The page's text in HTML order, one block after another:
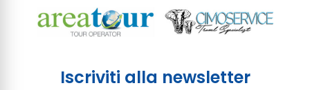
Iscriviti alla newsletter